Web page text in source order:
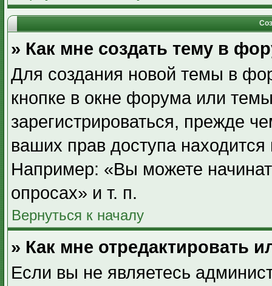
» Как мне создать тему в
Для создания новой темы в
кнопке в окне форума или
зарегистрироваться, прежде
ваших прав доступа
Например: «Вы можете
опросах» и т. п.
Вернуться к началу
» Как мне отредактировать
Если вы не являетесь